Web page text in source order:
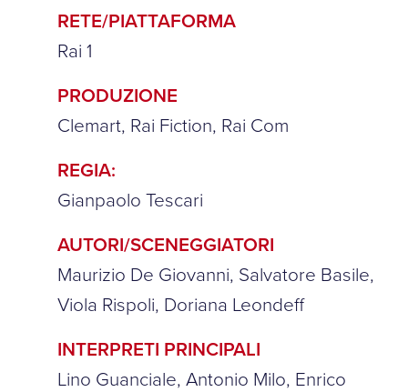
RETE/PIATTAFORMA
Rai 1
PRODUZIONE
Clemart, Rai Fiction, Rai Com
REGIA:
Gianpaolo Tescari
AUTORI/SCENEGGIATORI
Maurizio De Giovanni, Salvatore Basile,
Viola Rispoli, Doriana Leondeff
INTERPRETI PRINCIPALI
Lino Guanciale, Antonio Milo, Enrico